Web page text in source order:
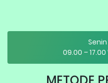
09.00 –